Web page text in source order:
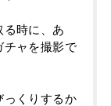
る時に、あ
チャを撮影で
っくりするか